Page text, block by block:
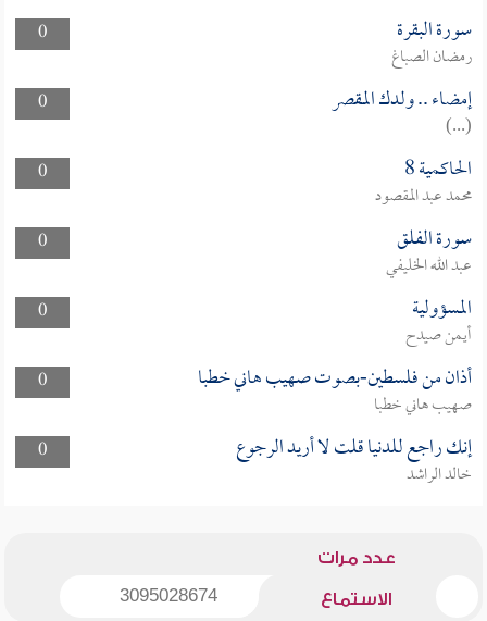
0
سورة البقرة
رمضان الصباغ
0
إمضاء .. ولدك المقصر
(...)
0
الحاكمية 8
محمد عبد المقصود
0
سورة الفلق
عبد الله الخليفي
0
المسؤولية
أيمن صيدح
0
أذان من فلسطين-بصوت صهيب هاني خطبا
صهيب هاني خطبا
0
إنك راجع للدنيا قلت لا أريد الرجوع
خالد الراشد
عدد مرات
الاستماع 3095028674